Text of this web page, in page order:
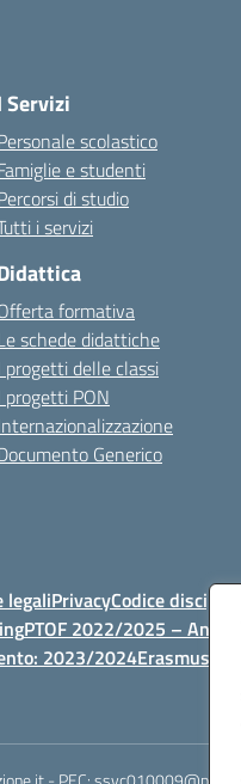
Servizi
scolastico
e studenti
di studio
i servizi
formativa
schede didattiche
progetti delle classi
progetti PON
Generico
legaliPrivacyCodice
PTOF 2022/2025 –
2023/2024Erasmus